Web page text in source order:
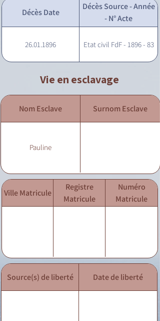
Décès Date
Décès Source - Année
- N° Acte
26.01.1896 Etat civil FdF - 1896 - 83
Vie en esclavage
Nom Esclave Surnom Esclave
Pauline
Ville Matricule
Registre
Matricule
Numéro
Matricule
Source(s) de liberté Date de liberté